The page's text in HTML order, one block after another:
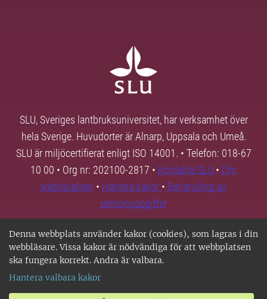
Denna webbplats använder kakor (cookies), som lagras i din
webbläsare. Vissa kakor är nödvändiga för att webbplatsen
ska fungera korrekt. Andra är valbara.
Hantera valbara kakor
SLU, Sveriges lantbruksuniversitet, har verksamhet över
hela Sverige. Huvudorter är Alnarp, Uppsala och Umeå.
SLU är miljöcertifierat enligt ISO 14001. • Telefon: 018-67
10 00 • Org nr: 202100-2817 • Kontakta SLU • Om
webbplatsen • Hantera kakor • Behandling av
personuppgifter